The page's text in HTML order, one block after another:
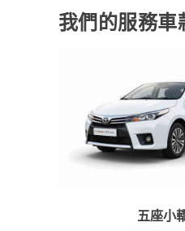
我們的服務車
五座小